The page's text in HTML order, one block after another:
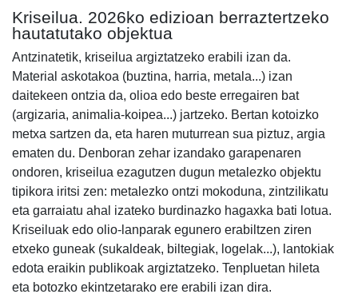
Kriseilua. 2026ko edizioan berraztertzeko
hautatutako objektua
Antzinatetik, kriseilua argiztatzeko erabili izan da.
Material askotakoa (buztina, harria, metala...) izan
daitekeen ontzia da, olioa edo beste erregairen bat
(argizaria, animalia-koipea...) jartzeko. Bertan kotoizko
metxa sartzen da, eta haren muturrean sua piztuz, argia
ematen du. Denboran zehar izandako garapenaren
ondoren, kriseilua ezagutzen dugun metalezko objektu
tipikora iritsi zen: metalezko ontzi mokoduna, zintzilikatu
eta garraiatu ahal izateko burdinazko hagaxka bati lotua.
Kriseiluak edo olio-lanparak egunero erabiltzen ziren
etxeko guneak (sukaldeak, biltegiak, logelak...), lantokiak
edota eraikin publikoak argiztatzeko. Tenpluetan hileta
eta botozko ekintzetarako ere erabili izan dira.